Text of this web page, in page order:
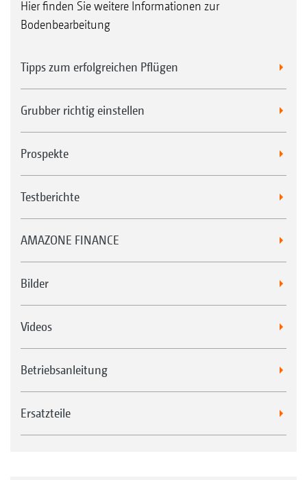
Hier finden Sie weitere Informationen zur
Bodenbearbeitung
Tipps zum erfolgreichen Pflügen
Grubber richtig einstellen
Prospekte
Testberichte
AMAZONE FINANCE
Bilder
Videos
Betriebsanleitung
Ersatzteile